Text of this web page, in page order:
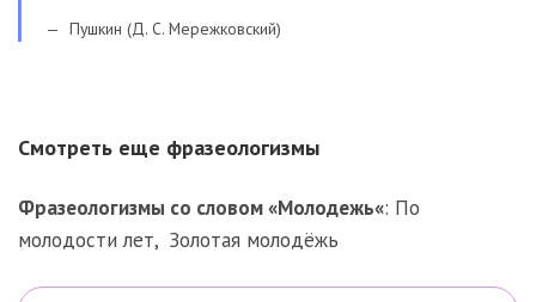
Пушкин (Д. С. Мережковский)
Смотреть еще фразеологизмы
Фразеологизмы со словом «Молодежь«: По
молодости лет, Золотая молодёжь